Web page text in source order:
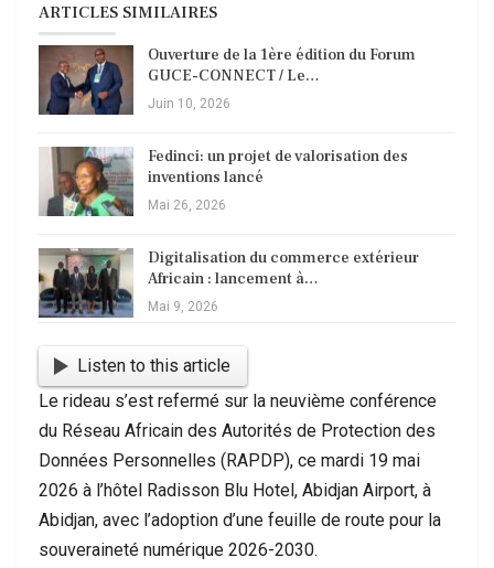
ARTICLES SIMILAIRES
Ouverture de la 1ère édition du Forum
GUCE-CONNECT / Le…
Juin 10, 2026
Fedinci: un projet de valorisation des
inventions lancé
Mai 26, 2026
Digitalisation du commerce extérieur
Africain : lancement à…
Mai 9, 2026
Listen to this article
Le rideau s’est refermé sur la neuvième conférence
du Réseau Africain des Autorités de Protection des
Données Personnelles (RAPDP), ce mardi 19 mai
2026 à l’hôtel Radisson Blu Hotel, Abidjan Airport, à
Abidjan, avec l’adoption d’une feuille de route pour la
souveraineté numérique 2026-2030.